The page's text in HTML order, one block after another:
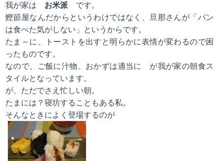
我が家は お米派 です。
鰹節屋なんだからというわけではなく、旦那さんが「パン
は食べた気がしない」というからです。
たま～に、トーストを出すと明らかに表情が変わるので困
ったものです。
なので、ご飯に汁物、おかずは適当に が我が家の朝食ス
タイルとなっています。
が、ただでさえ忙しい朝。
たまには？寝坊することもある私。
そんなときによく登場するのが